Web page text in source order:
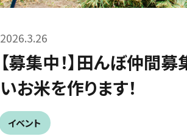
2026.3.26
【募集中！】田んぼ仲間
いお米を作ります！
イベント